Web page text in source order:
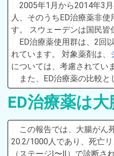
2005年1月から2014年3
人、そのうちED治療薬非
す。 スウェーデンは国民皆
ED治療薬使用群は、2回
れています。 対象薬剤は、
については、考慮されてい
また、ED治療薬の比較
ED治療薬は
この報告では、大腸がん
20.2/1000人であり、死亡
（ステージⅠ〜Ⅱ）で診断